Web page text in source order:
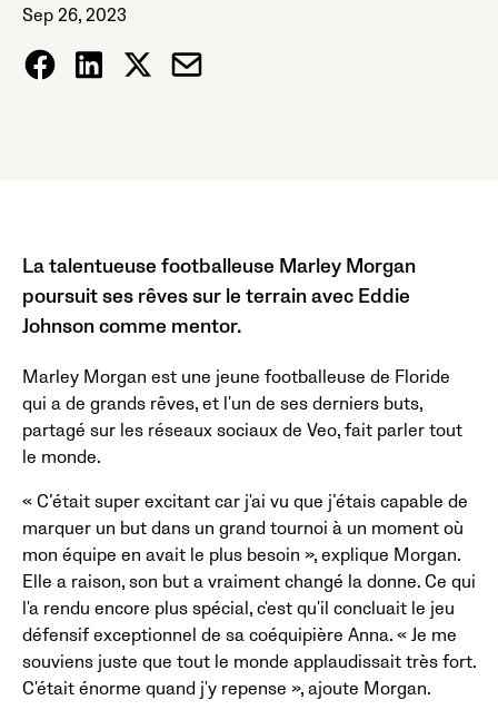
Sep 26, 2023
La talentueuse footballeuse Marley Morgan
poursuit ses rêves sur le terrain avec Eddie
Johnson comme mentor.
Marley Morgan est une jeune footballeuse de Floride
qui a de grands rêves, et l'un de ses derniers buts,
partagé sur les réseaux sociaux de Veo, fait parler tout
le monde.
« C’était super excitant car j'ai vu que j’étais capable de
marquer un but dans un grand tournoi à un moment où
mon équipe en avait le plus besoin », explique Morgan.
Elle a raison, son but a vraiment changé la donne. Ce qui
l'a rendu encore plus spécial, c'est qu'il concluait le jeu
défensif exceptionnel de sa coéquipière Anna. « Je me
souviens juste que tout le monde applaudissait très fort.
C'était énorme quand j'y repense », ajoute Morgan.